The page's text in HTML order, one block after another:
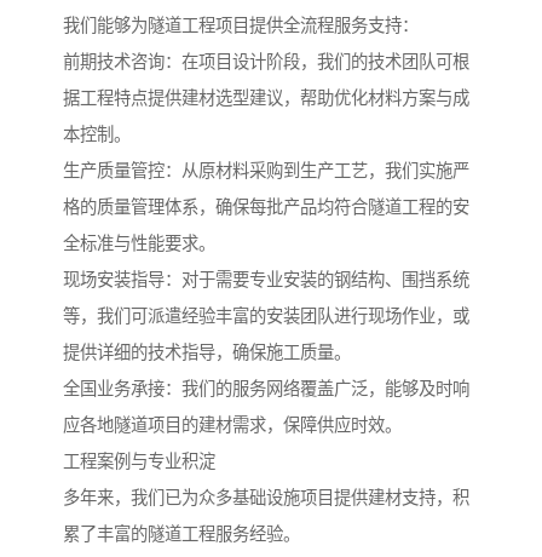
我们能够为隧道工程项目提供全流程服务支持：
前期技术咨询：在项目设计阶段，我们的技术团队可根
据工程特点提供建材选型建议，帮助优化材料方案与成
本控制。
生产质量管控：从原材料采购到生产工艺，我们实施严
格的质量管理体系，确保每批产品均符合隧道工程的安
全标准与性能要求。
现场安装指导：对于需要专业安装的钢结构、围挡系统
等，我们可派遣经验丰富的安装团队进行现场作业，或
提供详细的技术指导，确保施工质量。
全国业务承接：我们的服务网络覆盖广泛，能够及时响
应各地隧道项目的建材需求，保障供应时效。
工程案例与专业积淀
多年来，我们已为众多基础设施项目提供建材支持，积
累了丰富的隧道工程服务经验。